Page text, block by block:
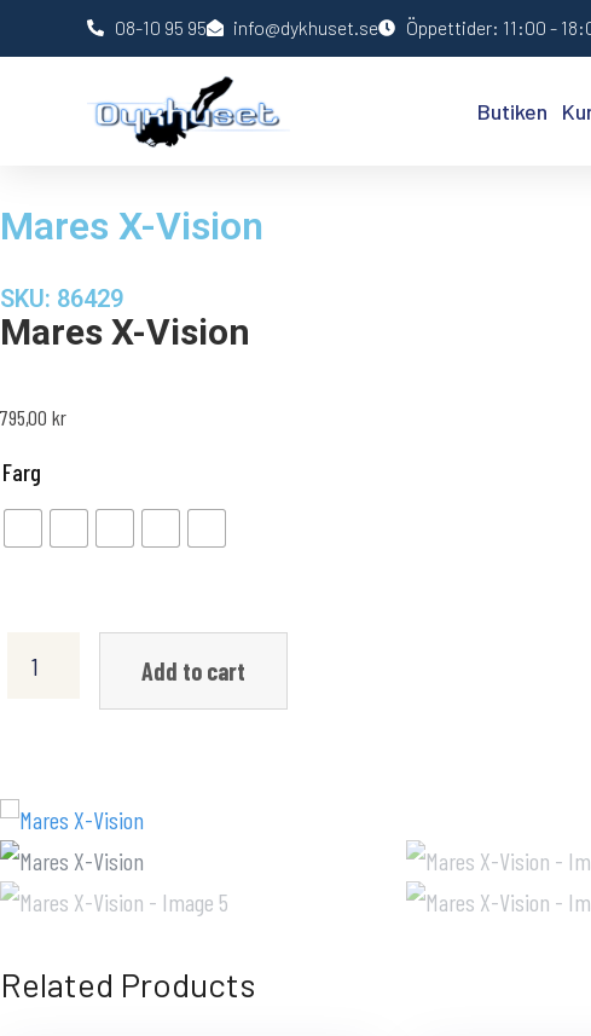
08-10 95 95 info@dykhuset.se Öppettider: 11:00 -
Butiken
Mares X-Vision
SKU: 86429
Mares X-Vision
795,00 kr
Farg
Add to cart
Related Products